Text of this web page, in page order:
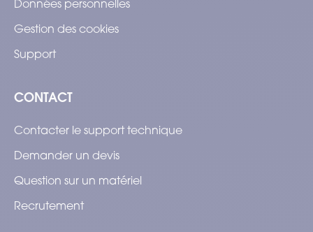
Données personnelles
Gestion des cookies
Support
CONTACT
Contacter le support technique
Demander un devis
Question sur un matériel
Recrutement